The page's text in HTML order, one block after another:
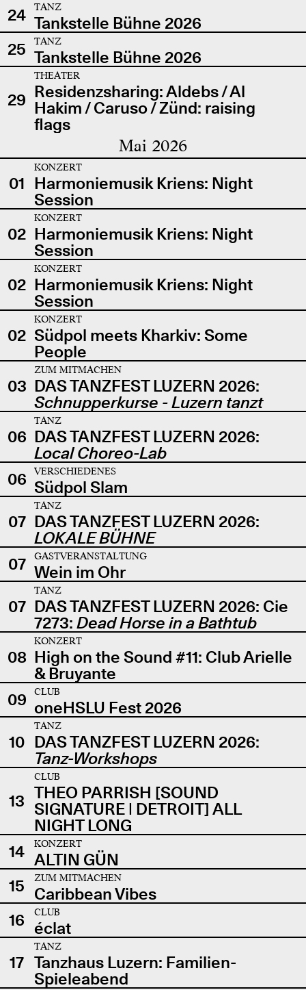
24
TANZ
Tankstelle Bühne 2026
25
TANZ
Tankstelle Bühne 2026
29
THEATER
Residenzsharing: Aldebs / Al
Hakim / Caruso / Zünd: raising
flags
Mai 2026
01
KONZERT
Harmoniemusik Kriens: Night
Session
02
KONZERT
Harmoniemusik Kriens: Night
Session
02
KONZERT
Harmoniemusik Kriens: Night
Session
02
KONZERT
Südpol meets Kharkiv: Some
People
03
ZUM MITMACHEN
DAS TANZFEST LUZERN 2026:
Schnupperkurse - Luzern tanzt
06
TANZ
DAS TANZFEST LUZERN 2026:
Local Choreo-Lab
06
VERSCHIEDENES
Südpol Slam
07
TANZ
DAS TANZFEST LUZERN 2026:
LOKALE BÜHNE
07
GASTVERANSTALTUNG
Wein im Ohr
07
TANZ
DAS TANZFEST LUZERN 2026: Cie
7273: Dead Horse in a Bathtub
08
KONZERT
High on the Sound #11: Club Arielle
& Bruyante
09
CLUB
oneHSLU Fest 2026
10
TANZ
DAS TANZFEST LUZERN 2026:
Tanz-Workshops
13
CLUB
THEO PARRISH [SOUND
SIGNATURE | DETROIT] ALL
NIGHT LONG
14
KONZERT
ALTIN GÜN
15
ZUM MITMACHEN
Caribbean Vibes
16
CLUB
éclat
17
TANZ
Tanzhaus Luzern: Familien-
Spieleabend